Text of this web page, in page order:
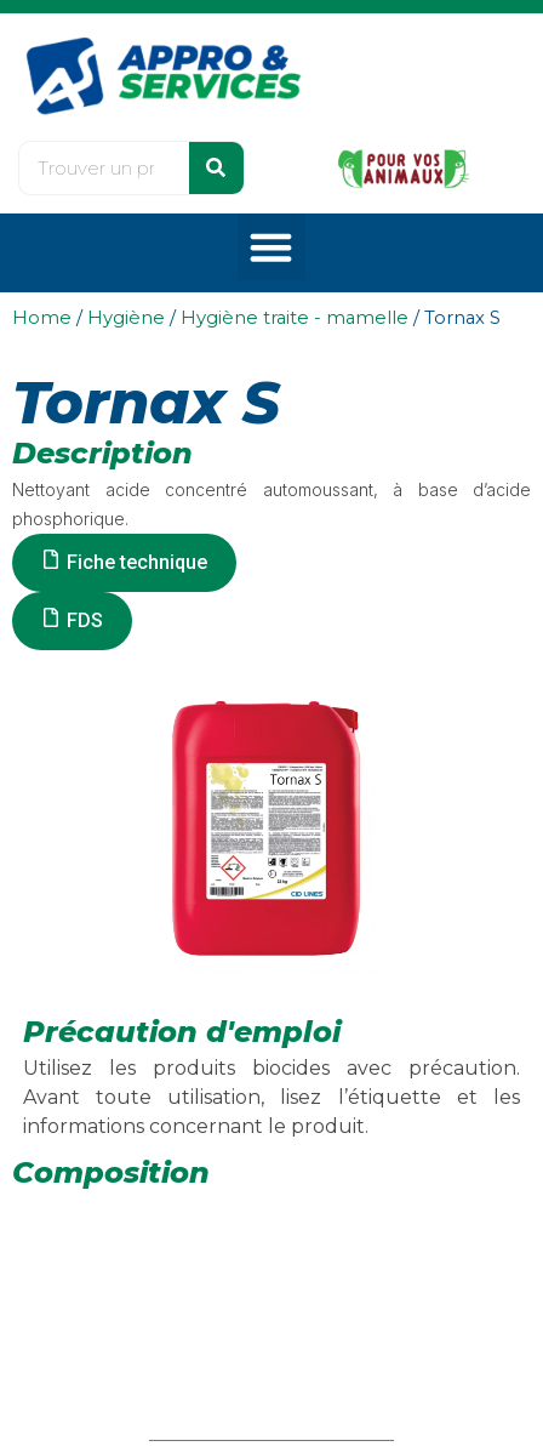
Home / Hygiène / Hygiène traite - mamelle / Tornax S
Tornax S
Description
Nettoyant acide concentré automoussant, à base d’acide
phosphorique.
Fiche technique
FDS
Précaution d'emploi
Utilisez les produits biocides avec précaution.
Avant toute utilisation, lisez l’étiquette et les
informations concernant le produit.
Composition